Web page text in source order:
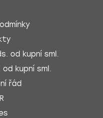
od kupní sml.
kupní sml.
řád